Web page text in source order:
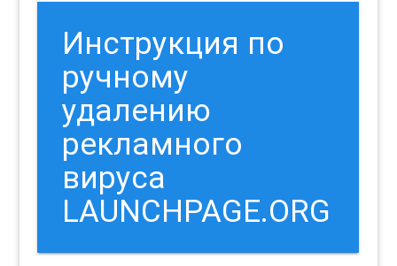
Инструкция по
ручному
удалению
рекламного
вируса
LAUNCHPAGE.ORG